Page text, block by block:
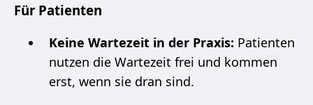
Für Patienten
Keine Wartezeit in der Praxis: Patienten
nutzen die Wartezeit frei und kommen
erst, wenn sie dran sind.